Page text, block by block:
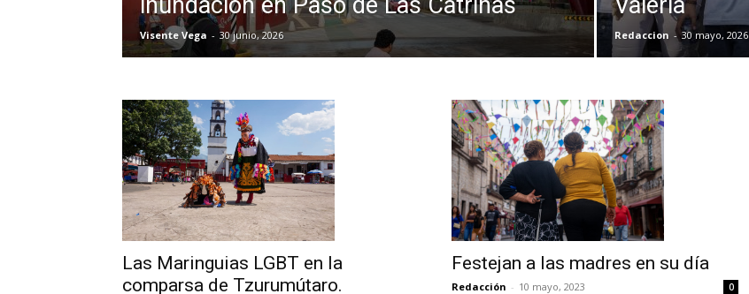
Visente Vega - 30 junio, 2026 Redaccion - 30 mayo, 2026
Las Maringuias LGBT en la
comparsa de Tzurumútaro.
Festejan a las madres en su día
Redacción - 10 mayo, 2023 0